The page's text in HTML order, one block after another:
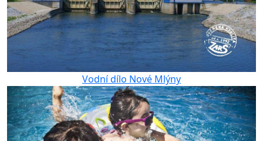
Vodní dílo Nové Mlýny